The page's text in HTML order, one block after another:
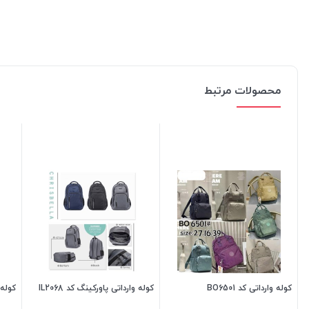
محصولات مرتبط
کوله وارداتی کد BO6501 کوله وارداتی پاورکینگ کد IL2068 کوله